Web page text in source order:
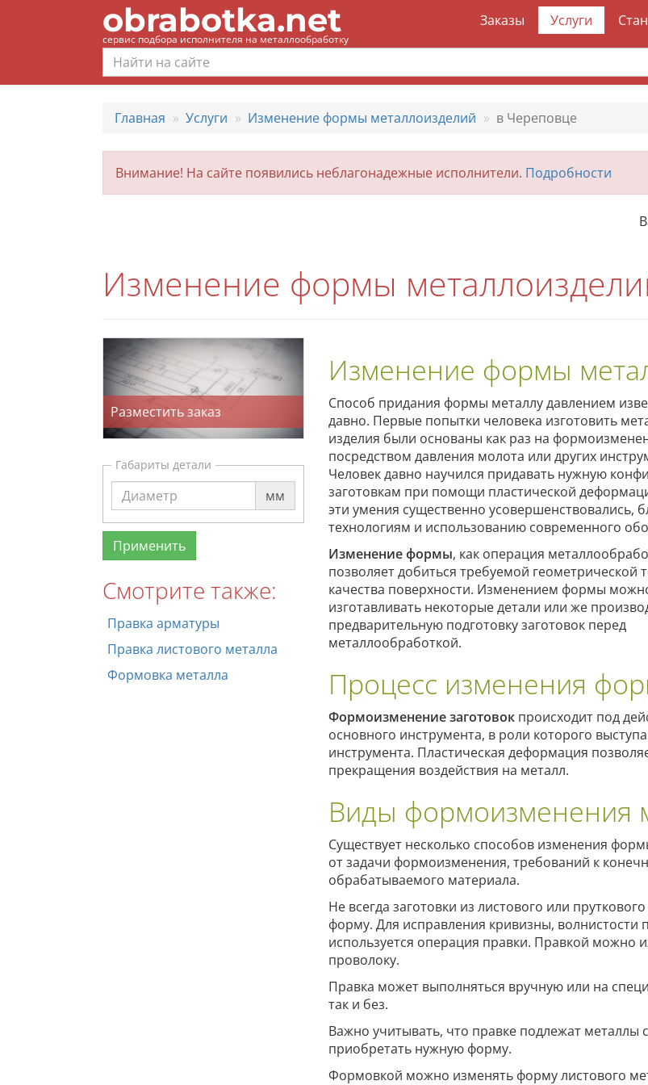
obrabotka.net
сервис подбора исполнителя на металлообработку
Заказы Услуги
Главная Услуги Изменение формы металлоизделий в Череповце
Внимание! На сайте появились неблагонадежные исполнители. Подробности
Изменение формы
Разместить заказ
Габариты детали
мм
Смотрите также:
Правка арматуры
Правка листового металла
Формовка металла
Изменение формы
Способ придания формы металлу давлением
давно. Первые попытки человека изготовить
изделия были основаны как раз на
посредством давления молота или других
Человек давно научился придавать нужную
заготовкам при помощи пластической
эти умения существенно усовершенствовались,
технологиям и использованию современного
Изменение формы, как операция
позволяет добиться требуемой геометрической
качества поверхности. Изменением формы
изготавливать некоторые детали или же
предварительную подготовку заготовок перед
металлообработкой.
Процесс изменения
Формоизменение заготовок происходит под
основного инструмента, в роли которого
инструмента. Пластическая деформация
прекращения воздействия на металл.
Виды формоизменения
Существует несколько способов изменения
от задачи формоизменения, требований к
обрабатываемого материала.
Не всегда заготовки из листового или
форму. Для исправления кривизны, волнистости
используется операция правки. Правкой можно
проволоку.
Правка может выполняться вручную или на
так и без.
Важно учитывать, что правке подлежат
приобретать нужную форму.
Формовкой можно изменять форму листового